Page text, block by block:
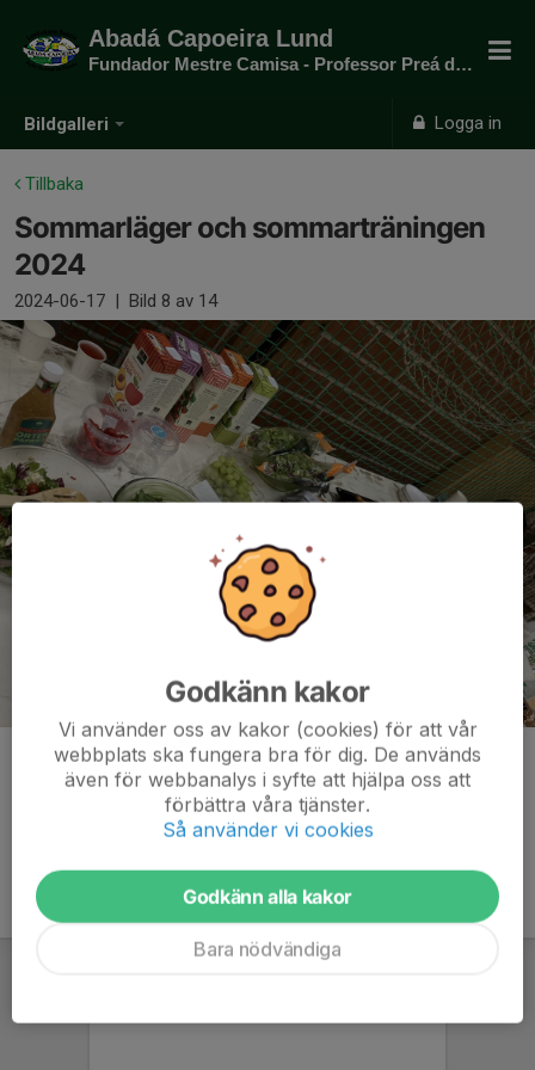
Bildgalleri Logga in
Abadá Capoeira Lund
Fundador Mestre Camisa - Professor Preá do mato
Tillbaka
Sommarläger och sommarträningen
2024
2024-06-17 | Bild 8 av 14
Kommentarer
Godkänn kakor
Vi använder oss av kakor (cookies) för att vår
webbplats ska fungera bra för dig. De används
även för webbanalys i syfte att hjälpa oss att
förbättra våra tjänster.
Så använder vi cookies
Godkänn alla kakor
Bara nödvändiga